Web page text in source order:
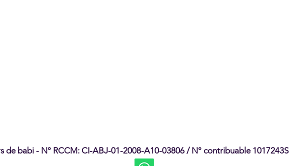
de babi - N° RCCM: CI-ABJ-01-2008-A10-03806 / N° contribuable 1017243S